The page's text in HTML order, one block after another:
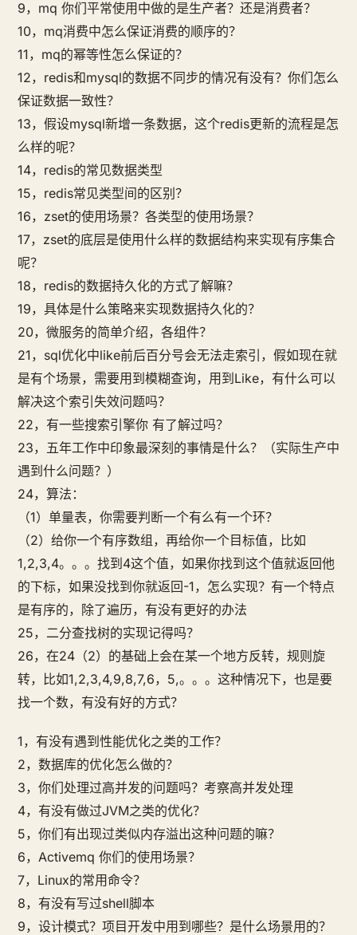
9，mq 你们平常使用中做的是生产者？还是消费者？
10，mq消费中怎么保证消费的顺序的？
11，mq的幂等性怎么保证的？
12，redis和mysql的数据不同步的情况有没有？你们怎么
保证数据一致性？
13，假设mysql新增一条数据，这个redis更新的流程是怎
么样的呢？
14，redis的常见数据类型
15，redis常见类型间的区别？
16，zset的使用场景？各类型的使用场景？
17，zset的底层是使用什么样的数据结构来实现有序集合
呢？
18，redis的数据持久化的方式了解嘛？
19，具体是什么策略来实现数据持久化的？
20，微服务的简单介绍，各组件？
21，sql优化中like前后百分号会无法走索引，假如现在就
是有个场景，需要用到模糊查询，用到Like，有什么可以
解决这个索引失效问题吗？
22，有一些搜索引擎你 有了解过吗？
23，五年工作中印象最深刻的事情是什么？（实际生产中
遇到什么问题？）
24，算法：
（1）单量表，你需要判断一个有么有一个环？
（2）给你一个有序数组，再给你一个目标值，比如
1,2,3,4。。。找到4这个值，如果你找到这个值就返回他
的下标，如果没找到你就返回-1，怎么实现？有一个特点
是有序的，除了遍历，有没有更好的办法
25，二分查找树的实现记得吗？
26，在24（2）的基础上会在某一个地方反转，规则旋
转，比如1,2,3,4,9,8,7,6，5,。。。这种情况下，也是要
找一个数，有没有好的方式？
1，有没有遇到性能优化之类的工作？
2，数据库的优化怎么做的？
3，你们处理过高并发的问题吗？考察高并发处理
4，有没有做过JVM之类的优化？
5，你们有出现过类似内存溢出这种问题的嘛？
6，Activemq 你们的使用场景？
7，Linux的常用命令？
8，有没有写过shell脚本
9，设计模式？项目开发中用到哪些？是什么场景用的？